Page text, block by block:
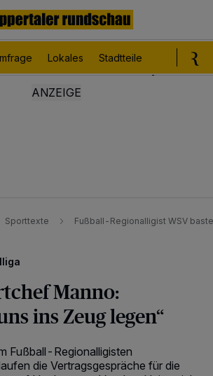
Lokales Stadtteile
Sporttexte Fußball-Regionalligist WSV
Manno:
ins Zeug legen“
Fußball-Regionalligisten
die Vertragsgespräche für die